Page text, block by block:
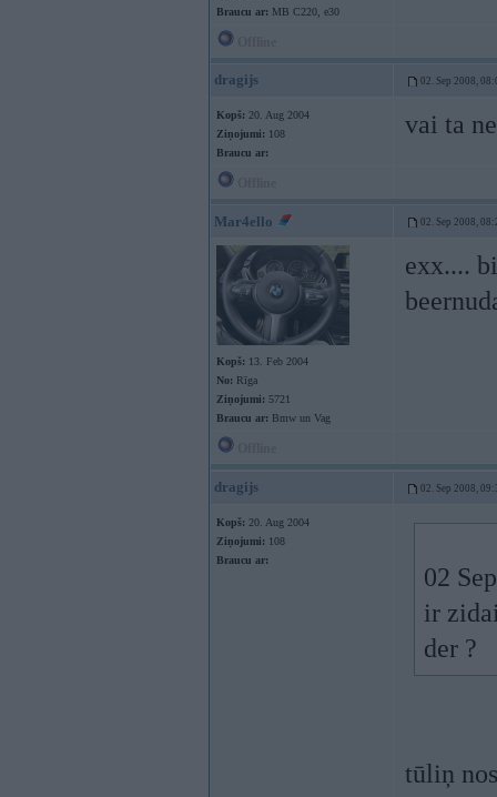
Braucu ar: MB C220, e30
dragijs 02. Sep 2008,
Kopš: 20. Aug 2004
Ziņojumi: 108
Braucu ar:
vai ta
Mar4ello 02. Sep 2008,
Kopš: 13. Feb 2004
No: Rīga
Ziņojumi: 5721
Braucu ar: Bmw un Vag
exx....
dragijs 02. Sep 2008,
Kopš: 20. Aug 2004
Ziņojumi: 108
Braucu ar:
02
ir
der ?
tūliņ